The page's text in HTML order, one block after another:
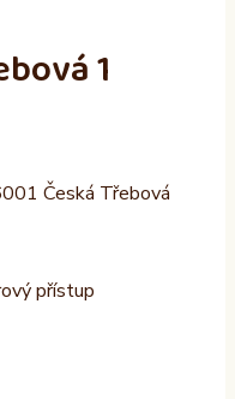
1
Česká Třebová
přístup